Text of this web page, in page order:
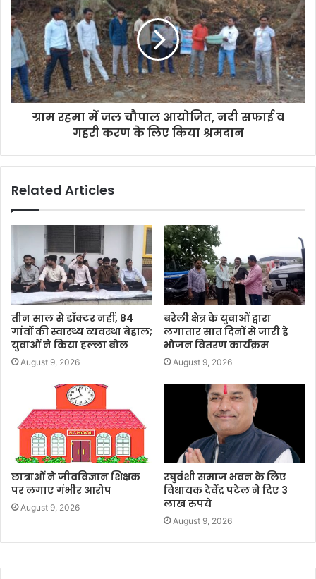
ग्राम रहमा में जल चौपाल आयोजित, नदी सफाई व
गहरी करण के लिए किया श्रमदान
Related Articles
तीन साल से डॉक्टर नहीं, 84
गांवों की स्वास्थ्य व्यवस्था बेहाल;
युवाओं ने किया हल्ला बोल
August 9, 2026
बरेली क्षेत्र के युवाओं द्वारा
लगातार सात दिनों से जारी हे
भोजन वितरण कार्यक्रम
August 9, 2026
छात्राओं ने जीवविज्ञान शिक्षक
पर लगाए गंभीर आरोप
August 9, 2026
रघुवंशी समाज भवन के लिए
विधायक देवेंद्र पटेल ने दिए 3
लाख रुपये
August 9, 2026